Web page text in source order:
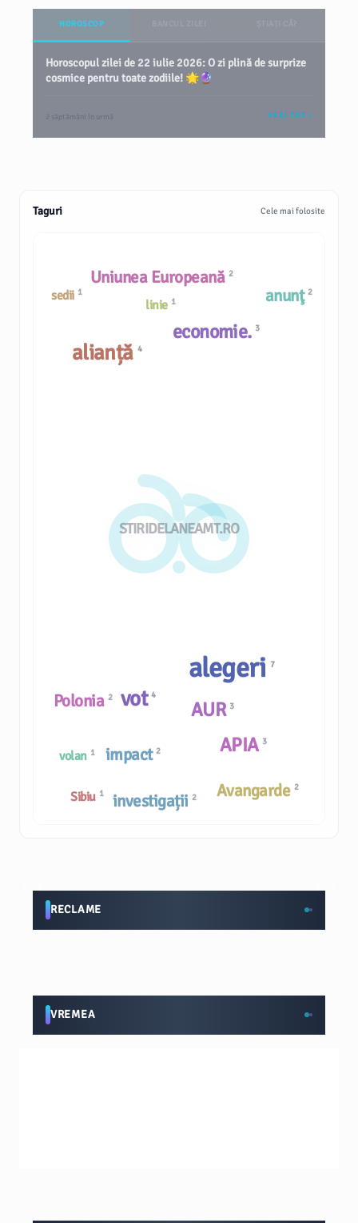
HOROSCOP
Horoscopul zilei de 22 iulie 2026: O zi plină de surprize
cosmice pentru toate zodiile! 🌟🔮
2 săptămâni în urmă VEZI TOT
Taguri Cele mai folosite
STIRIDELANEAMT.RO
alegeri7
impact 2
Uniunea Europeană 2
Avangarde 2
linie 1
sedii 1
Polonia 2
volan 1
vot4
AUR 3
investigații 2
Sibiu 1
economie. 3
alianță 4
anunţ 2
APIA 3
RECLAME
VREMEA